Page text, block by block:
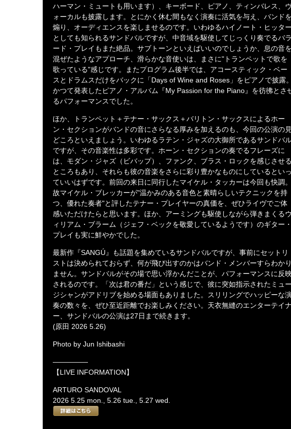
ハーマン・ミュートも用います）、キーボード、ピアノ、ティンバレス、
ォーカルも披露します。とにかく休む間もなく演奏に活気を与え、バンドを
煽り、オーディエンスを楽しませるのです。いわゆるハイノート・ヒッター
としても知られるサンドバルですが、中音域を駆使してじっくり奏でるバラ
ード・プレイもまた絶品。サブトーンといえばいいのでしょうか、息の音を
混ぜたようなアプローチ、滑らかな音使いは、まさに"トランペットで歌を
歌っている"感じです。またプログラム後半では、アコースティック・ベー
スとドラムスだけをバックに「Days of Wine and Roses」をピアノで披露。
かつて発表したピアノ・アルバム『My Passion for the Piano』を彷彿とさ
るパフォーマンスでした。
ほか、トランペット＋テナー・サックス＋バリトン・サックスによるホー
ン・セクションがバンドの音にさらなる厚みを加えるのも、今回の公演の見
どころといえましょう。いわゆるラテン・ジャズの大御所であるサンドバ
ですが、その音楽性は多彩です。ホーン・セクションの奏でるフレーズに
は、モダン・ジャズ（ビバップ）、ファンク、ブラス・ロックを感じさせる
ところもあり、それらも彼の音楽をさらに彩り豊かなものにしているといっ
ていいはずです。前回の来日に同行したマイケル・タッカーは今回も快調。
故マイケル・ブレッカーが"温かみのある音色と素晴らしいテクニックを持
つ、優れた奏者"と評したテナー・プレイヤーの真価を、ぜひライヴでご体
感いただけたらと思います。ほか、アーミングも駆使しながら弾きまくるウ
ィリアム・ブラーム（ジェフ・ベックを敬愛しているようです）のギター・
プレイも実に鮮やかでした。
最新作『SANGÚ』も話題を集めているサンドバルですが、事前にセットリ
ストは決められておらず、何が飛び出すのかはバンド・メンバーすらわかり
ません。サンドバルがその場で思い浮かんだことが、パフォーマンスに反
されるのです。「次は君の番だ」という感じで、彼に突如指示されたミュー
ジシャンがアドリブを始める場面もありました。スリリングでハッピーな
奏の数々を、ぜひ至近距離でお楽しみください。天衣無縫のエンターテイナ
ー、サンドバルの公演は27日まで続きます。
(原田 2026 5.26)
Photo by Jun Ishibashi
―――――
【LIVE INFORMATION】
ARTURO SANDOVAL
2026 5.25 mon., 5.26 tue., 5.27 wed.